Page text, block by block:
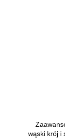
wąski krój i